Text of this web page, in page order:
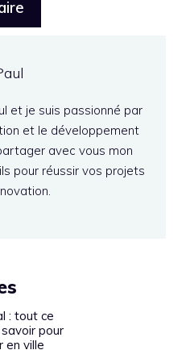
et je suis passionné par
et le développement
avec vous mon
pour réussir vos projets
: tout ce
pour
en ville